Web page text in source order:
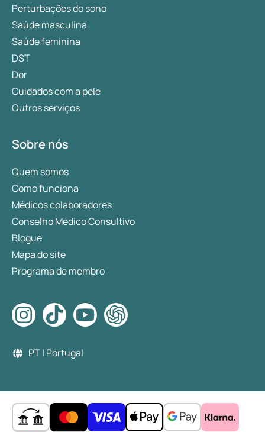
Perturbações do sono
Saúde masculina
Saúde feminina
DST
Dor
Cuidados com a pele
Outros serviços
Sobre nós
Quem somos
Como funciona
Médicos colaboradores
Conselho Médico Consultivo
Blogue
Mapa do site
Programa de membro
PT | Portugal